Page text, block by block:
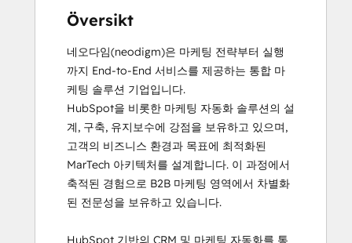
Översikt
네오다임(neodigm)은 마케팅 전략부터 실행
까지 End-to-End 서비스를 제공하는 통합 마
케팅 솔루션 기업입니다.
HubSpot을 비롯한 마케팅 자동화 솔루션의 설
계, 구축, 유지보수에 강점을 보유하고 있으며,
고객의 비즈니스 환경과 목표에 최적화된
MarTech 아키텍처를 설계합니다. 이 과정에서
축적된 경험으로 B2B 마케팅 영역에서 차별화
된 전문성을 보유하고 있습니다.
HubSpot 기반의 CRM 및 마케팅 자동화를 통